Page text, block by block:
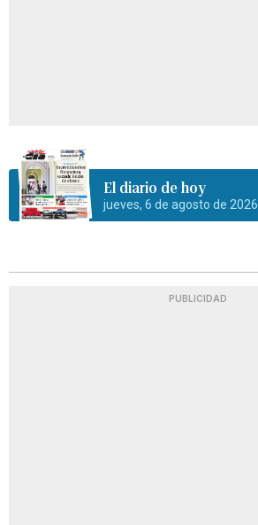
El diario de hoy
jueves, 6 de agosto de 2026
PUBLICIDAD